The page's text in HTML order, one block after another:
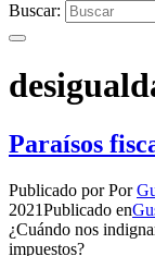
Buscar:
Paraísos
Publicado por Por
2021Publicado en
¿Cuándo nos
impuestos?